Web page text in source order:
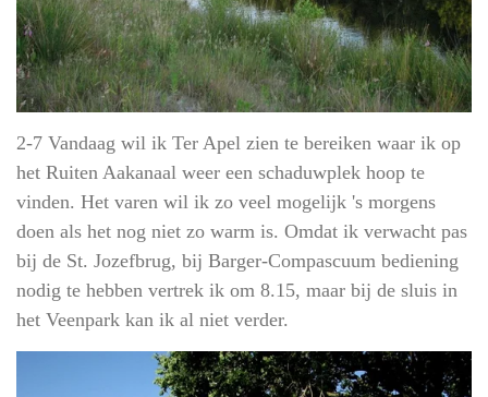
2-7 Vandaag wil ik Ter Apel zien te bereiken waar ik op
het Ruiten Aakanaal weer een schaduwplek hoop te
vinden. Het varen wil ik zo veel mogelijk 's morgens
doen als het nog niet zo warm is. Omdat ik verwacht pas
bij de St. Jozefbrug, bij Barger-Compascuum bediening
nodig te hebben vertrek ik om 8.15, maar bij de sluis in
het Veenpark kan ik al niet verder.